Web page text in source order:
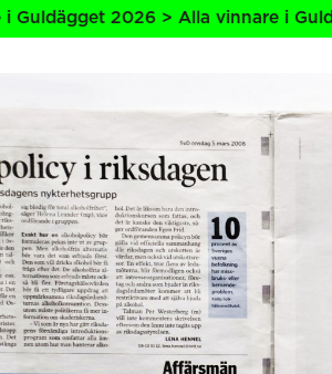
Alla vinnare i Guldägget 2026